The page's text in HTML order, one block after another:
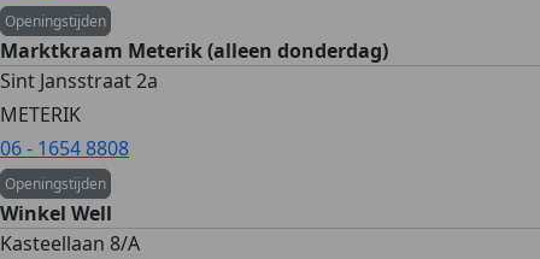
Openingstijden
Marktkraam Meterik (alleen donderdag)
Sint Jansstraat 2a
METERIK
06 - 1654 8808
Openingstijden
Winkel Well
Kasteellaan 8/A